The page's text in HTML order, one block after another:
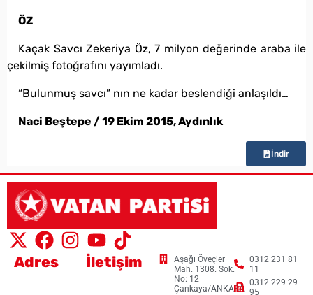
ÖZ
Kaçak Savcı Zekeriya Öz, 7 milyon değerinde araba ile
çekilmiş fotoğrafını yayımladı.
“Bulunmuş savcı” nın ne kadar beslendiği anlaşıldı…
Naci Beştepe / 19 Ekim 2015, Aydınlık
İndir
Adres
Aşağı Öveçler
Mah. 1308. Sok.
No: 12
Çankaya/ANKARA
İletişim
0312 231 81
11
0312 229 29
95